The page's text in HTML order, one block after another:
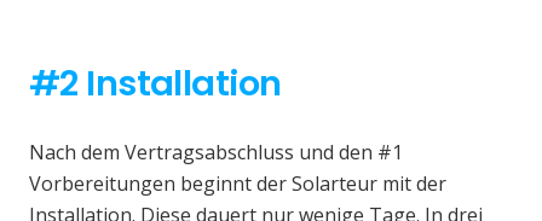
#2 Installation
Nach dem Vertragsabschluss und den #1
Vorbereitungen beginnt der Solarteur mit der
Installation. Diese dauert nur wenige Tage. In drei